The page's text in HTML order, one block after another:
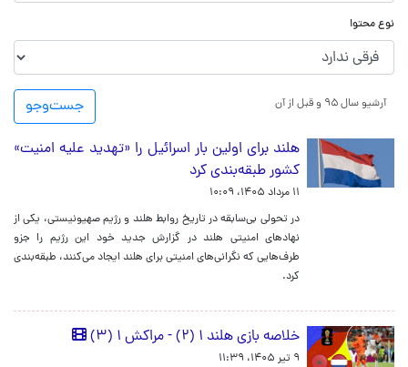
نوع محتوا
جست‌و‌جو آرشیو سال ۹۵ و قبل از آن
هلند برای اولین بار اسرائیل را «تهدید علیه امنیت»
کشور طبقه‌بندی کرد
۱۱ مرداد ۱۴۰۵، ۱۰:۰۹
در تحولی بی‌سابقه در تاریخ روابط هلند و رژیم صهیونیستی، یکی از
نهادهای امنیتی هلند در گزارش جدید خود این رژیم را جزو
طرف‌هایی که نگرانی‌های امنیتی برای هلند ایجاد می‌کنند، طبقه‌بندی
کرد.
خلاصه بازی هلند ۱ (۲) - مراکش ۱ (۳)
۹ تیر ۱۴۰۵، ۱۱:۳۹